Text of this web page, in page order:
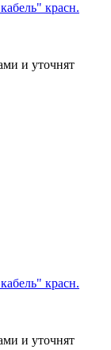
красн.
и уточнят
красн.
и уточнят